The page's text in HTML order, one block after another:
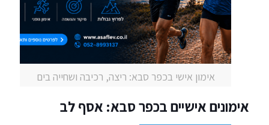
אימון אישי בכפר סבא: ריצה, רכיבה ושחייה בים
אימונים אישיים בכפר סבא: אסף לב